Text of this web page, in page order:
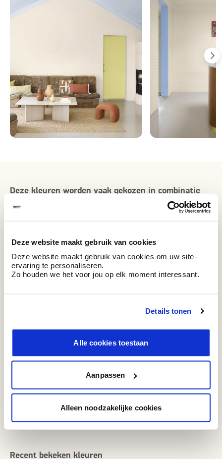
Deze website maakt gebruik van cookies
Deze website maakt gebruik van cookies om uw site-
ervaring te personaliseren.
Zo houden we het voor jou op elk moment interessant.
Details tonen
Alle cookies toestaan
Aanpassen
Alleen noodzakelijke cookies
Deze kleuren worden vaak gekozen in combinatie
trending
WE Z035
trending
Soft Peach
trending
Memory Blue
WAC 068
Recent bekeken kleuren